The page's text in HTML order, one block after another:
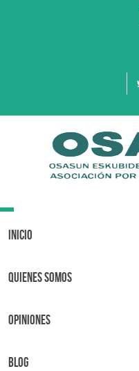
Toggle
Inicio
Quienes Somos
OPINIONES
BLOG